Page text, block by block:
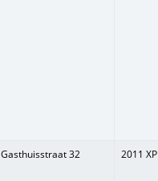
Gasthuisstraat 32 2011 XP